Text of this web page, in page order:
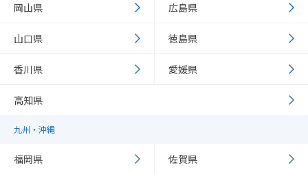
岡山県 広島県
山口県 徳島県
香川県 愛媛県
高知県
九州・沖縄
福岡県 佐賀県